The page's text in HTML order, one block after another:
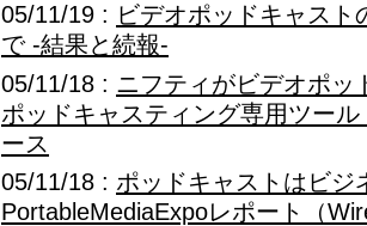
05/11/19 : ビデオポッドキャスト
で -結果と続報-
05/11/18 : ニフティがビデオポッ
ポッドキャスティング専用ツー
ース
05/11/18 : ポッドキャストはビジ
PortableMediaExpoレポート（